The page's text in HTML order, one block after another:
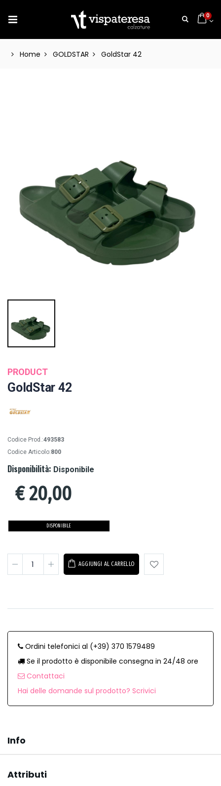
0
Home GOLDSTAR GoldStar 42
PRODUCT
GoldStar 42
Codice Prod.:493583
Codice Articolo:800
Disponibilità: Disponibile
€20,00
DISPONIBILE
AGGIUNGI AL CARRELLO
Ordini telefonici al (+39) 370 1579489
Se il prodotto è disponibile consegna in 24/48 ore
Contattaci
Hai delle domande sul prodotto? Scrivici
Info
Attributi